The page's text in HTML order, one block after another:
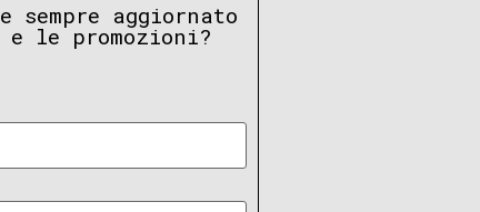
sempre aggiornato
le promozioni?